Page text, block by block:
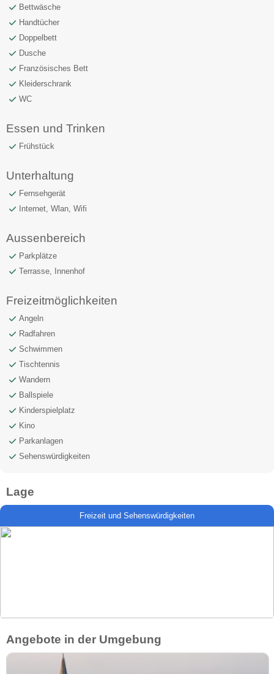
Bettwäsche
Handtücher
Doppelbett
Dusche
Französisches Bett
Kleiderschrank
WC
Essen und Trinken
Frühstück
Unterhaltung
Fernsehgerät
Internet, Wlan, Wifi
Aussenbereich
Parkplätze
Terrasse, Innenhof
Freizeitmöglichkeiten
Angeln
Radfahren
Schwimmen
Tischtennis
Wandern
Ballspiele
Kinderspielplatz
Kino
Parkanlagen
Sehenswürdigkeiten
Lage
Freizeit und Sehenswürdigkeiten
Angebote in der Umgebung